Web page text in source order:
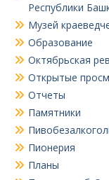
Республики
Музей
Образование
Октябрьская
Открытые
Отчеты
Памятники
Пионерия
Планы